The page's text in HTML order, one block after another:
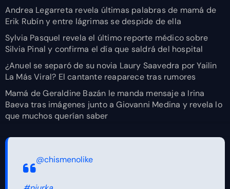
Andrea Legarreta revela últimas palabras de mamá de
Erik Rubín y entre lágrimas se despide de ella
Sylvia Pasquel revela el último reporte médico sobre
Silvia Pinal y confirma el día que saldrá del hospital
¿Anuel se separó de su novia Laury Saavedra por Yailin
La Más Viral? El cantante reaparece tras rumores
Mamá de Geraldine Bazán le manda mensaje a Irina
Baeva tras imágenes junto a Giovanni Medina y revela lo
que muchos querían saber
@chismenolike